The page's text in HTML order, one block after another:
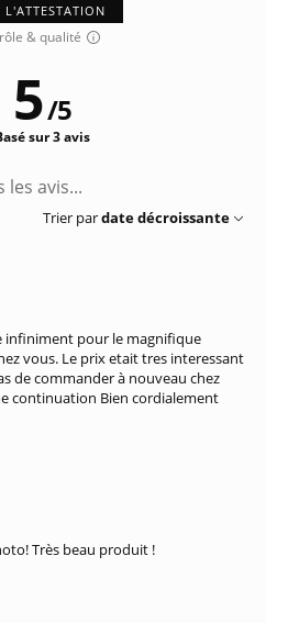
L'ATTESTATION
& qualité
5/5
sur 3 avis
Trier pardate décroissante
infiniment pour le magnifique
vous. Le prix etait tres interessant
de commander à nouveau chez
continuation Bien cordialement
Très beau produit !